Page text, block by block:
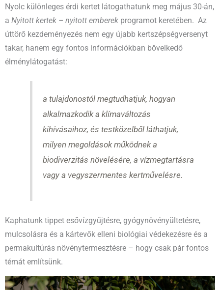
Nyolc különleges érdi kertet látogathatunk meg május 30-án,
a Nyitott kertek – nyitott emberek programot keretében. Az
úttörő kezdeményezés nem egy újabb kertszépségversenyt
takar, hanem egy fontos információkban bővelkedő
élménylátogatást:
a tulajdonostól megtudhatjuk, hogyan
alkalmazkodik a klímaváltozás
kihívásaihoz, és testközelből láthatjuk,
milyen megoldások működnek a
biodiverzitás növelésére, a vízmegtartásra
vagy a vegyszermentes kertművelésre.
Kaphatunk tippet esővízgyűjtésre, gyógynövényültetésre,
mulcsolásra és a kártevők elleni biológiai védekezésre és a
permakultúrás növénytermesztésre – hogy csak pár fontos
témát említsünk.